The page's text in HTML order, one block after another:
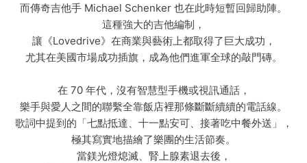
而傳奇吉他手 Michael Schenker 也在此時短暫回歸助陣。
這種強大的吉他編制，
讓《Lovedrive》在商業與藝術上都取得了巨大成功，
尤其在美國市場成功插旗，成為他們進軍全球的敲門磚。
在 70 年代，沒有智慧型手機或視訊通話，
樂手與愛人之間的聯繫全靠飯店裡那條斷斷續續的電話線。
歌詞中提到的「七點抵達、十一點安可、接著吃中餐外送」，
極其寫實地描繪了樂團的生活節奏。
當鎂光燈熄滅、腎上腺素退去後，